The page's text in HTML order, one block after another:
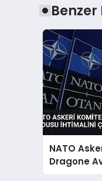
NATO
Dragone
İhtimalini